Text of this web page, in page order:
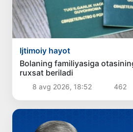
Ijtimoiy hayot
Bolaning familiyasiga
ruxsat beriladi
8 avg 2026, 18:52 462